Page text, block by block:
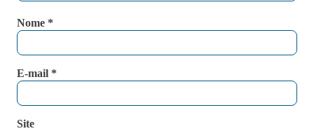
Nome *
E-mail *
Site